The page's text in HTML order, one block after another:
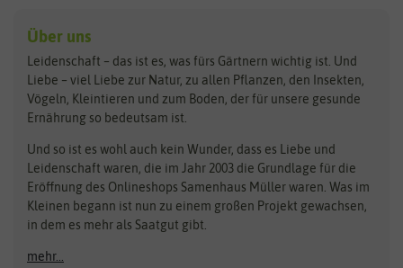
Kräutersamen
Obstsamen
Pilzbrut
Rasensamen
Steckzwiebeln
Zimmer & Kübelpflanzen
Kataloge
Schnäppchen
Anzucht & Gartenzubehör
Anzuchtschalen
Benary
Bingenheimer Saatgut
Bionana
BIOWOL
Blumicorn
Bûten Birds
Dürr-Samen
Feldsaaten Freudenberger
Fertil
Flora Elite
Über uns
Leidenschaft – das ist es, was fürs Gärtnern wichtig ist. Und
Liebe – viel Liebe zur Natur, zu allen Pflanzen, den Insekten,
Vögeln, Kleintieren und zum Boden, der für unsere gesunde
Ernährung so bedeutsam ist.
Und so ist es wohl auch kein Wunder, dass es Liebe und
Leidenschaft waren, die im Jahr 2003 die Grundlage für die
Eröffnung des Onlineshops Samenhaus Müller waren. Was im
Kleinen begann ist nun zu einem großen Projekt gewachsen,
in dem es mehr als Saatgut gibt.
mehr...